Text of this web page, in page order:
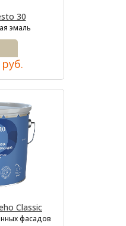
30
эмаль
Classic
фасадов